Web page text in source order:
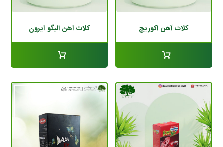
کلات آهن اکوریچ کلات آهن الیگو آیرون